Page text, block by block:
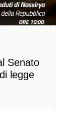
Senato
legge